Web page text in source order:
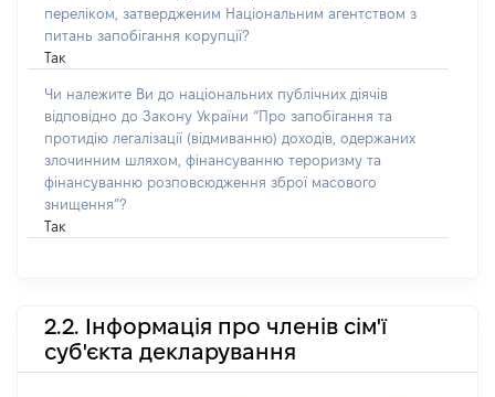
переліком, затвердженим Національним агентством з
питань запобігання корупції?
Так
Чи належите Ви до національних публічних діячів
відповідно до Закону України “Про запобігання та
протидію легалізації (відмиванню) доходів, одержаних
злочинним шляхом, фінансуванню тероризму та
фінансуванню розповсюдження зброї масового
знищення”?
Так
2.2. Інформація про членів сім'ї
суб'єкта декларування